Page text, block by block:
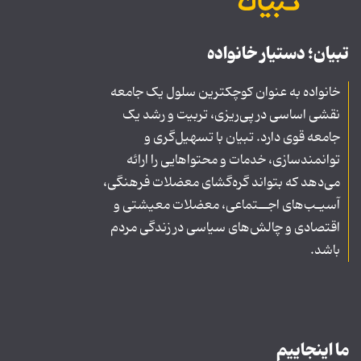
تبیان؛ دستیار خانواده
خانواده به عنوان کوچکترین سلول یک جامعه
نقشی اساسی در پی‌ریزی، تربیت و رشد یک
جامعه قوی دارد. تبیان با تسهیل‌گری و
توانمندسازی، خدمات و محتواهایی را ارائه
می‌دهد که بتواند گره‌گشای معضلات فرهنگی،
آسیـب‌های اجــتماعی، معضلات معیشتی و
اقتصادی و چالش‌های سیاسی در زندگی مردم
باشد.
ما اینجاییم